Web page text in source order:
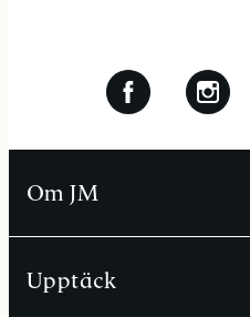
Om JM
Upptäck